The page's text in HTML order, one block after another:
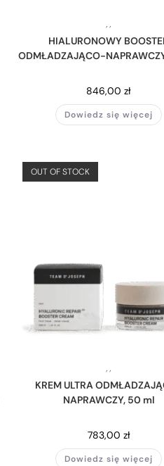
, ,
HIALURONOWY
ODMŁADZAJĄCO-
846,00zł
Dowiedz się więcej
OUT OF STOCK
,,
KREM ULTRA
NAPRAWCZY, 50 ml
783,00 zł
Dowiedz się więcej